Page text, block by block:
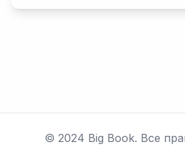
© 2024 Big Book. Все